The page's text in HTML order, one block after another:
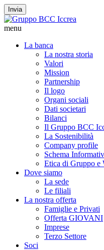
Invia
menu
La banca
La nostra storia
Valori
Mission
Partnership
Il logo
Organi sociali
Dati societari
Bilanci
Il Gruppo BCC
La Sostenibilità
Company profile
Schema
Etica di Gruppo e
Dove siamo
La sede
Le filiali
La nostra offerta
Famiglie e Privati
Offerta GIOVANI
Imprese
Terzo Settore
Soci